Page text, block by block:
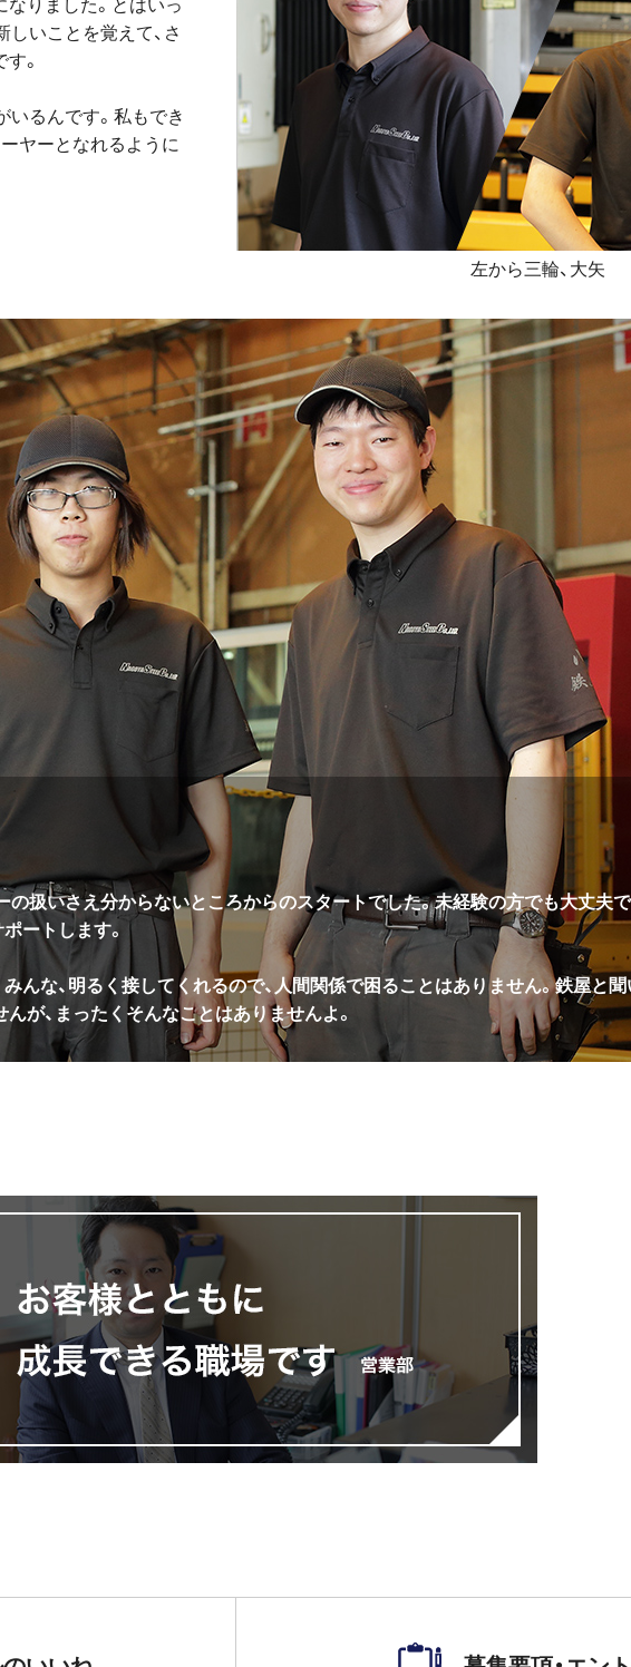
左から三輪、大矢
しいことを覚えて、さ
。
いるんです。私もでき
ヤーとなれるように
の扱いさえ分からないところからのスタートでした。未経験の方でも大丈夫
ートします。
んな、明るく接してくれるので、人間関係で困ることはありません。鉄屋と
が、まったくそんなことはありませんよ。